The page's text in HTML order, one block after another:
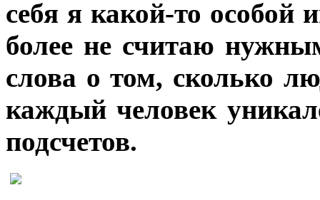
себя я какой-то
более не считаю
слова о том, сколько
каждый человек
подсчетов.